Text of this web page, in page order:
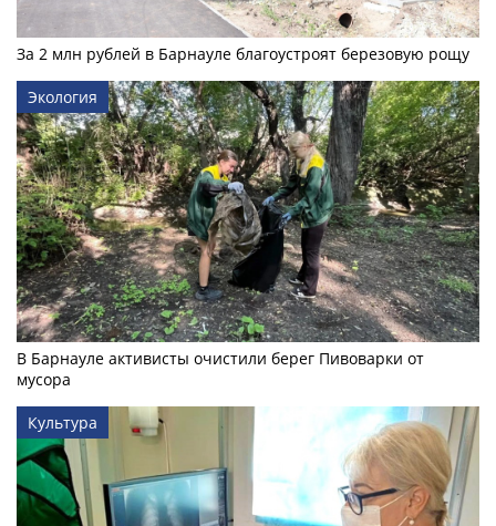
За 2 млн рублей в Барнауле благоустроят березовую рощу
Экология
В Барнауле активисты очистили берег Пивоварки от
мусора
Культура